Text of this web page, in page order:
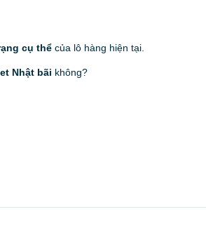
cụ thể của lô hàng hiện tại.
Nhật bãi không?